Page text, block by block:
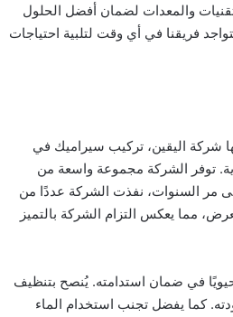
والمعدات لضمان أفضل الحلول
فريقنا في أي وقت لتلبية احتياجات
شركة اليقين، تركيب سيراميك في
توفر الشركة مجموعة واسعة من
مر السنوات، نفذت الشركة عددًا من
مما يعكس التزام الشركة بالتميز
حيويًا في ضمان استدامته. يُنصح بتنظيف
كما يفضل تجنب استخدام الماء